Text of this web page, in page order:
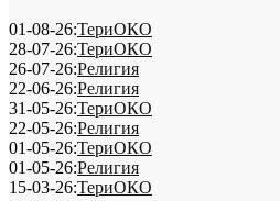
01-08-26:ТериОКО
28-07-26:ТериОКО
26-07-26:Религия
22-06-26:Религия
31-05-26:ТериОКО
22-05-26:Религия
01-05-26:ТериОКО
01-05-26:Религия
15-03-26:ТериОКО